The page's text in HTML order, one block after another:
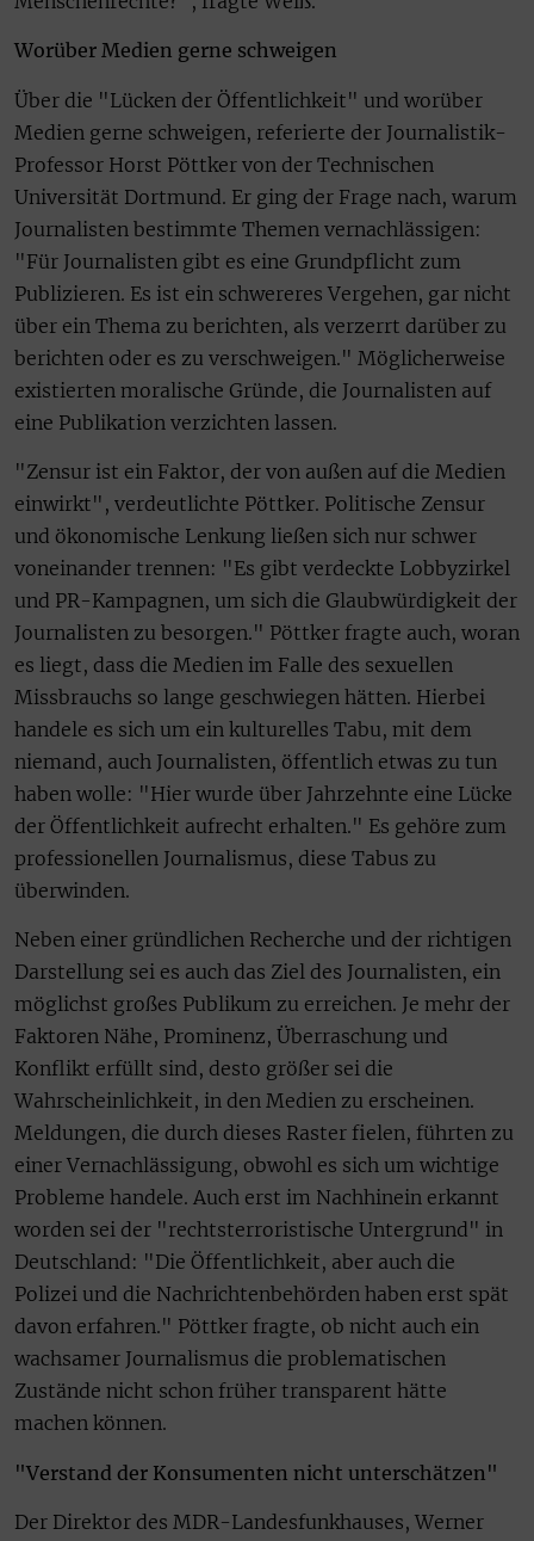
Worüber Medien gerne schweigen
Über die "Lücken der Öffentlichkeit" und worüber
Medien gerne schweigen, referierte der Journalistik-
Professor Horst Pöttker von der Technischen
Universität Dortmund. Er ging der Frage nach, warum
Journalisten bestimmte Themen vernachlässigen:
"Für Journalisten gibt es eine Grundpflicht zum
Publizieren. Es ist ein schwereres Vergehen, gar nicht
über ein Thema zu berichten, als verzerrt darüber zu
berichten oder es zu verschweigen." Möglicherweise
existierten moralische Gründe, die Journalisten auf
eine Publikation verzichten lassen.
"Zensur ist ein Faktor, der von außen auf die Medien
einwirkt", verdeutlichte Pöttker. Politische Zensur
und ökonomische Lenkung ließen sich nur schwer
voneinander trennen: "Es gibt verdeckte Lobbyzirkel
und PR-Kampagnen, um sich die Glaubwürdigkeit der
Journalisten zu besorgen." Pöttker fragte auch, woran
es liegt, dass die Medien im Falle des sexuellen
Missbrauchs so lange geschwiegen hätten. Hierbei
handele es sich um ein kulturelles Tabu, mit dem
niemand, auch Journalisten, öffentlich etwas zu tun
haben wolle: "Hier wurde über Jahrzehnte eine Lücke
der Öffentlichkeit aufrecht erhalten." Es gehöre zum
professionellen Journalismus, diese Tabus zu
überwinden.
Neben einer gründlichen Recherche und der richtigen
Darstellung sei es auch das Ziel des Journalisten, ein
möglichst großes Publikum zu erreichen. Je mehr der
Faktoren Nähe, Prominenz, Überraschung und
Konflikt erfüllt sind, desto größer sei die
Wahrscheinlichkeit, in den Medien zu erscheinen.
Meldungen, die durch dieses Raster fielen, führten zu
einer Vernachlässigung, obwohl es sich um wichtige
Probleme handele. Auch erst im Nachhinein erkannt
worden sei der "rechtsterroristische Untergrund" in
Deutschland: "Die Öffentlichkeit, aber auch die
Polizei und die Nachrichtenbehörden haben erst spät
davon erfahren." Pöttker fragte, ob nicht auch ein
wachsamer Journalismus die problematischen
Zustände nicht schon früher transparent hätte
machen können.
"Verstand der Konsumenten nicht unterschätzen"
Der Direktor des MDR-Landesfunkhauses, Werner